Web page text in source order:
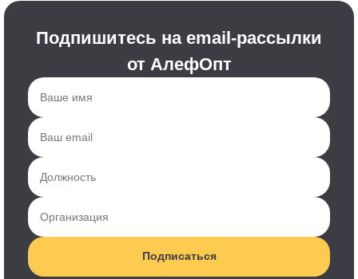
Подпишитесь на email-рассылки
от АлефОпт
Подписаться